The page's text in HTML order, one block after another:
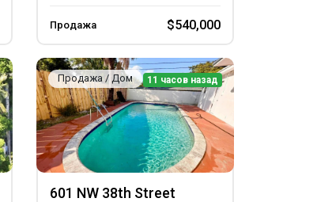
Продажа $540,000
Продажа / Дом
601 NW 38th Street
11 часов назад